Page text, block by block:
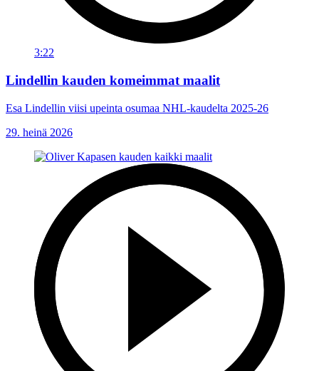
3:22
Lindellin kauden komeimmat maalit
Esa Lindellin viisi upeinta osumaa NHL-kaudelta 2025-26
29. heinä 2026